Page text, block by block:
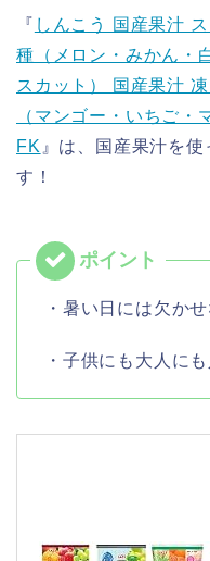
『 しんこう 国産果汁
種（メロン・みかん・
スカット） 国産果汁
（マンゴー・いちご・
FK 』は、国産果汁を
す！
・暑い日には欠かせ
・子供にも大人にも